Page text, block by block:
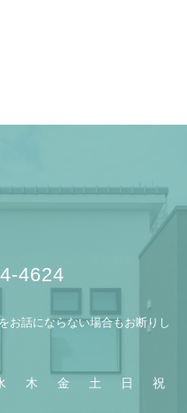
4624
お話にならない場合もお断りし
木 金 土 日 祝